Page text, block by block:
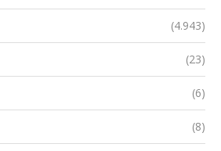
(4.943)
(23)
(6)
(8)